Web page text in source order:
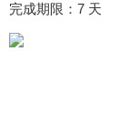
完成期限：7 天